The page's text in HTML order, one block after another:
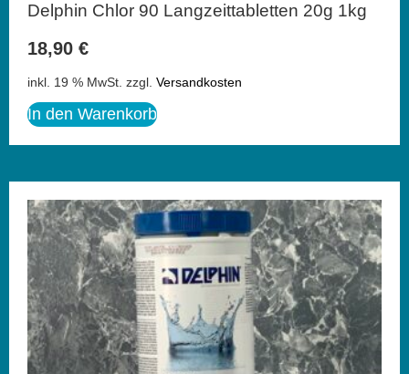
Delphin Chlor 90 Langzeittabletten 20g 1kg
18,90 €
inkl. 19 % MwSt. zzgl. Versandkosten
In den Warenkorb